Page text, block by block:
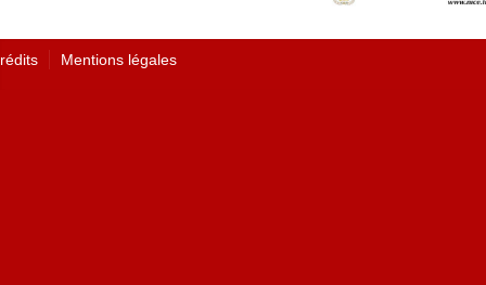
Mentions légales